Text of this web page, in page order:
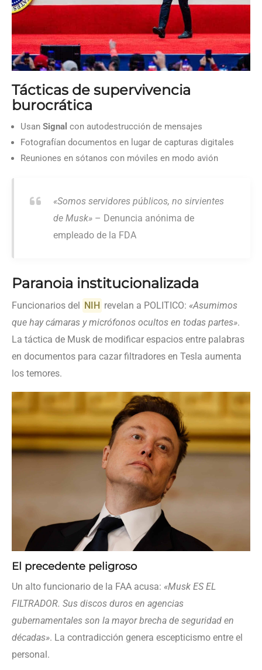
Tácticas de supervivencia
burocrática
Usan Signal con autodestrucción de mensajes
Fotografían documentos en lugar de capturas digitales
Reuniones en sótanos con móviles en modo avión
«Somos servidores públicos, no sirvientes
de Musk» – Denuncia anónima de
empleado de la FDA
Paranoia institucionalizada
Funcionarios del NIH revelan a POLITICO: «Asumimos
que hay cámaras y micrófonos ocultos en todas partes».
La táctica de Musk de modificar espacios entre palabras
en documentos para cazar filtradores en Tesla aumenta
los temores.
El precedente peligroso
Un alto funcionario de la FAA acusa: «Musk ES EL
FILTRADOR. Sus discos duros en agencias
gubernamentales son la mayor brecha de seguridad en
décadas». La contradicción genera escepticismo entre el
personal.